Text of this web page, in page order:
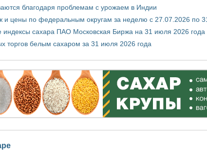
благодаря проблемам с урожаем в Индии
цены по федеральным округам за неделю с 27.07.2026 по
сахара ПАО Московская Биржа на 31 июля 2026 года
торгов белым сахаром за 31 июля 2026 года